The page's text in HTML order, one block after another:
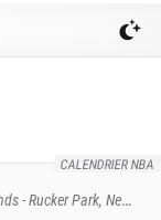
CALENDRIER NBA
- Rucker Park, New